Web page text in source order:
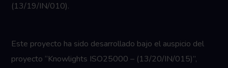
(13/19/IN/010).
Este proyecto ha sido desarrollado bajo el auspicio del
proyecto “Knowlights ISO25000 – (13/20/IN/015)”,